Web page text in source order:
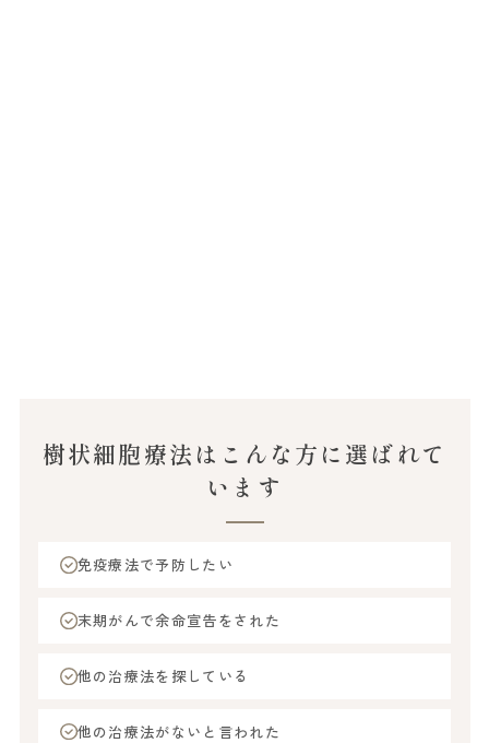
樹状細胞療法はこんな方に選ばれて
います
免疫療法で予防したい
末期がんで余命宣告をされた
他の治療法を探している
他の治療法がないと言われた